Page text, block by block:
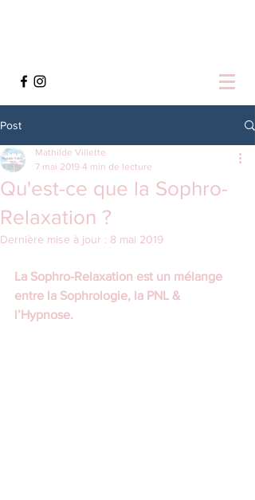
Post
Qu'est-ce que la Sophro-
Relaxation ?
Mathilde Villette
7 mai 2019 4 min de lecture
Dernière mise à jour : 8 mai 2019
La Sophro-Relaxation est un mélange
entre la Sophrologie, la PNL &
l’Hypnose.